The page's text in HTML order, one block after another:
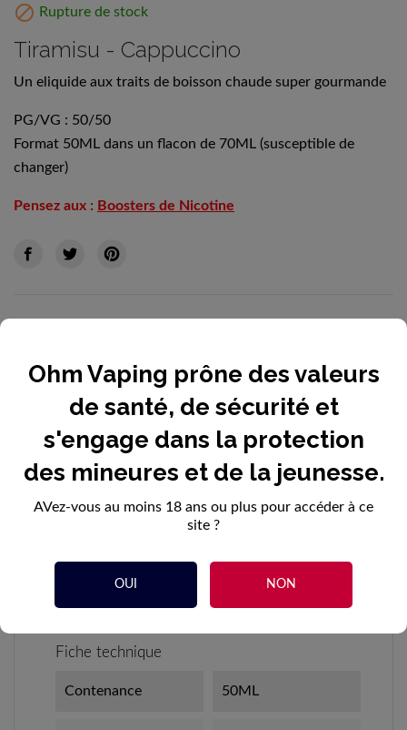
Ohm Vaping prône des valeurs
de santé, de sécurité et
s'engage dans la protection
des mineures et de la jeunesse.
AVez-vous au moins 18 ans ou plus pour accéder à ce
site ?
OUI NON
 Rupture de stock
Tiramisu - Cappuccino
Un eliquide aux traits de boisson chaude super gourmande
PG/VG : 50/50
Format 50ML dans un flacon de 70ML (susceptible de
changer)
Pensez aux : Boosters de Nicotine
AJOUTER AU PANIER
Référence
Fiche technique
Contenance 50ML